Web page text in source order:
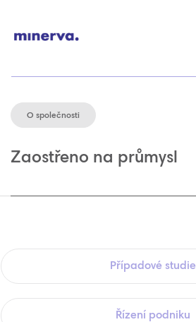
O společnosti
Zaostřeno na průmysl
Případové studie
Řízení podniku